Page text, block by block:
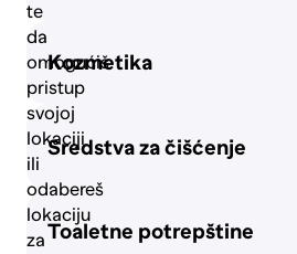
te
da
omogućiš
pristup
svojoj
lokaciji
ili
odabereš
lokaciju
za
Slatkiši i
Kozmetika
Sredstva za čišćenje
Toaletne potrepštine